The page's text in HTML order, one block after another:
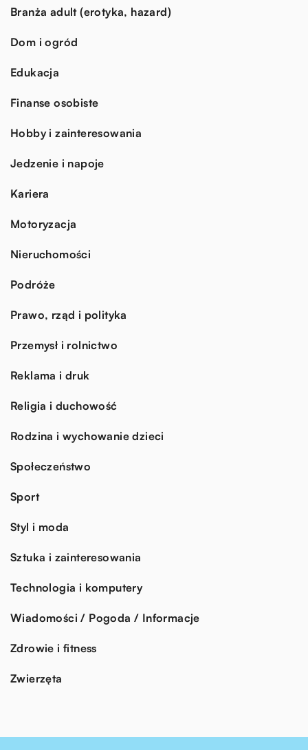
Branża adult (erotyka, hazard)
Dom i ogród
Edukacja
Finanse osobiste
Hobby i zainteresowania
Jedzenie i napoje
Kariera
Motoryzacja
Nieruchomości
Podróże
Prawo, rząd i polityka
Przemysł i rolnictwo
Reklama i druk
Religia i duchowość
Rodzina i wychowanie dzieci
Społeczeństwo
Sport
Styl i moda
Sztuka i zainteresowania
Technologia i komputery
Wiadomości / Pogoda / Informacje
Zdrowie i fitness
Zwierzęta